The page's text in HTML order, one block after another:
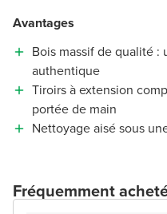
Avantages
Bois massif de qualité :
authentique
Tiroirs à extension
portée de main
Nettoyage aisé sous
Fréquemment